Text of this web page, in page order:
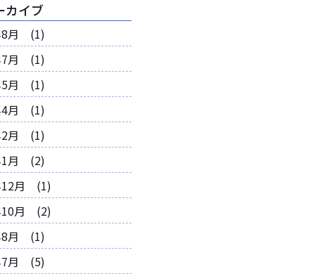
カイブ
8月 (1)
7月 (1)
5月 (1)
4月 (1)
2月 (1)
1月 (2)
12月 (1)
10月 (2)
8月 (1)
7月 (5)